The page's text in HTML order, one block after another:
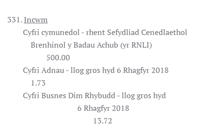
331.Incwm
Cyfri cymunedol - rhent Sefydliad Cenedlaethol
Brenhinol y Badau Achub (yr RNLI)
500.00
Cyfri Adnau - llog gros hyd 6 Rhagfyr 2018
1.73
Cyfri Busnes Dim Rhybudd - llog gros hyd
6 Rhagfyr 2018
13.72